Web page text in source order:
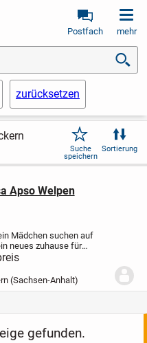
Postfach mehr
zurücksetzen
Suche
speichern
Sortierung
Apso Welpen
Mädchen suchen auf
neues zuhause für
sind am 27.04.2026
mehr fach entwurmt und
Impfung mit
Futter...
(Sachsen-Anhalt)
gefunden.